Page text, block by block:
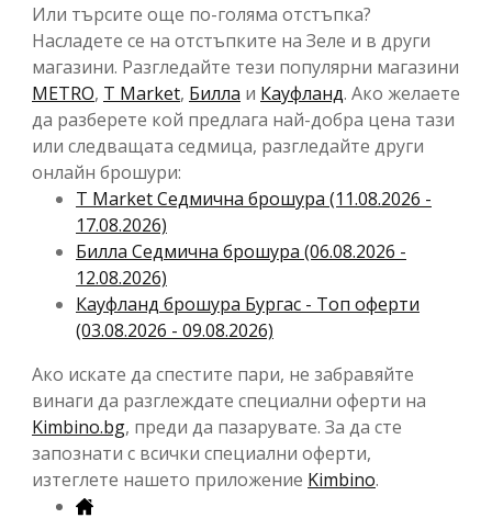
Или търсите още по-голяма отстъпка?
Насладете се на отстъпките на Зеле и в други
магазини. Разгледайте тези популярни магазини
METRO, T Market, Билла и Кауфланд. Ако желаете
да разберете кой предлага най-добра цена тази
или следващата седмица, разгледайте други
онлайн брошури:
T Market Cедмична брошура (11.08.2026 -
17.08.2026)
Билла Cедмична брошура (06.08.2026 -
12.08.2026)
Кауфланд брошура Бургас - Топ оферти
(03.08.2026 - 09.08.2026)
Ако искате да спестите пари, не забравяйте
винаги да разглеждате специални оферти на
Kimbino.bg, преди да пазарувате. За да сте
запознати с всички специални оферти,
изтеглете нашето приложение Kimbino.